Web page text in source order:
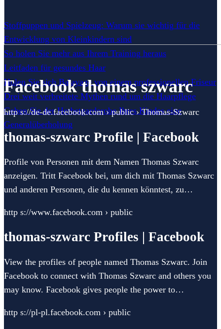
Stoffpuppen und Spielzeug: Warum sie wichtig für die
Entwicklung von Kleinkindern sind
So holen Sie mehr aus Ihrem Training heraus
Leitfaden für gesundes Haar
Holen Sie sich Balayage von einem professionellen Friseur
Drei weit verbreitete Mythen rund um die Haarpflege
Geben Sie der Herbstgarderobe Ihres Kindes eine
Generalüberholung
Facebook thomas szwarc
http s://de-de.facebook.com › public › Thomas-Szwarc
thomas-szwarc Profile | Facebook
Profile von Personen mit dem Namen Thomas Szwarc
anzeigen. Tritt Facebook bei, um dich mit Thomas Szwarc
und anderen Personen, die du kennen könntest, zu…
http s://www.facebook.com › public
thomas-szwarc Profiles | Facebook
View the profiles of people named Thomas Szwarc. Join
Facebook to connect with Thomas Szwarc and others you
may know. Facebook gives people the power to…
http s://pl-pl.facebook.com › public